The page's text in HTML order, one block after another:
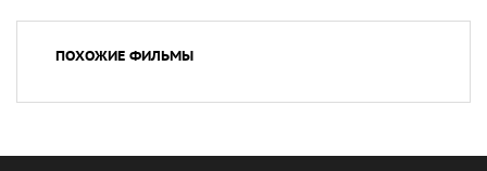
ПОХОЖИЕ ФИЛЬМЫ